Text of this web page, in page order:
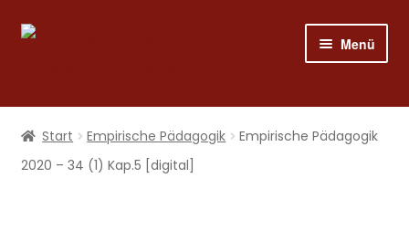
Zur
Zum
Menü
Shop
Programm
Start Empirische Pädagogik
Empirische Pädagogik
2020 – 34 (1) Kap.5 [digital]